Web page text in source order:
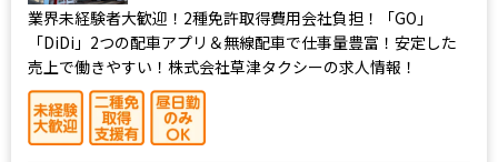
業界未経験者大歓迎！2種免許取得費用会社負担！「GO」
「DiDi」2つの配車アプリ＆無線配車で仕事量豊富！安定した
売上で働きやすい！株式会社草津タクシーの求人情報！